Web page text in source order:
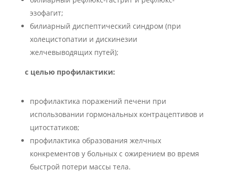
эзофагит;
билиарный диспептический синдром (при
холецистопатии и дискинезии
желчевыводящих путей);
с целью профилактики:
профилактика поражений печени при
использовании гормональных контрацептивов и
цитостатиков;
профилактика образования желчных
конкрементов у больных с ожирением во время
быстрой потери массы тела.